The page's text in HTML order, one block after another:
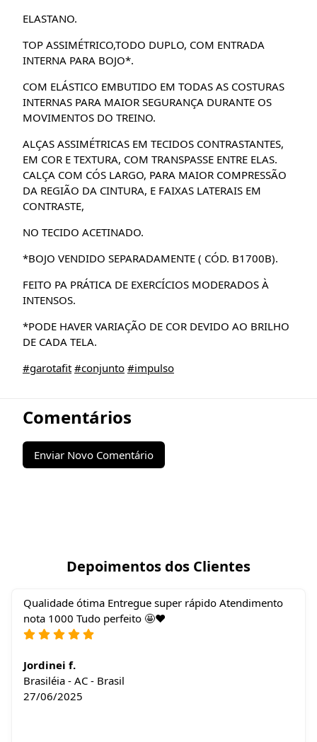
ELASTANO.
TOP ASSIMÉTRICO,TODO DUPLO, COM ENTRADA
INTERNA PARA BOJO*.
COM ELÁSTICO EMBUTIDO EM TODAS AS COSTURAS
INTERNAS PARA MAIOR SEGURANÇA DURANTE OS
MOVIMENTOS DO TREINO.
ALÇAS ASSIMÉTRICAS EM TECIDOS CONTRASTANTES,
EM COR E TEXTURA, COM TRANSPASSE ENTRE ELAS.
CALÇA COM CÓS LARGO, PARA MAIOR COMPRESSÃO
DA REGIÃO DA CINTURA, E FAIXAS LATERAIS EM
CONTRASTE,
NO TECIDO ACETINADO.
*BOJO VENDIDO SEPARADAMENTE ( CÓD. B1700B).
FEITO PA PRÁTICA DE EXERCÍCIOS MODERADOS À
INTENSOS.
*PODE HAVER VARIAÇÃO DE COR DEVIDO AO BRILHO
DE CADA TELA.
#garotafit #conjunto #impulso
Comentários
Enviar Novo Comentário
Depoimentos dos Clientes
Qualidade ótima Entregue super rápido Atendimento
nota 1000 Tudo perfeito 🤩❤️
Jordinei f.
Brasiléia - AC - Brasil
27/06/2025